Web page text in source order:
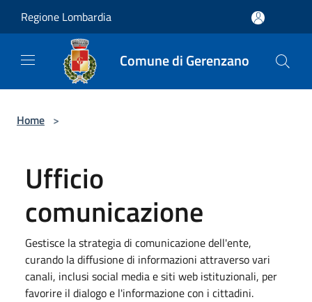
Regione Lombardia
Comune di Gerenzano
Home >
Ufficio
comunicazione
Gestisce la strategia di comunicazione dell'ente,
curando la diffusione di informazioni attraverso vari
canali, inclusi social media e siti web istituzionali, per
favorire il dialogo e l'informazione con i cittadini.